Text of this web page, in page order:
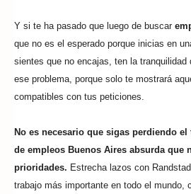
Y si te ha pasado que luego de buscar
que no es el esperado porque inicias en
sientes que no encajas, ten la tranquilidad
ese problema, porque solo te mostrará
compatibles con tus peticiones.
No es necesario que sigas perdiendo
de empleos Buenos Aires absurda que
prioridades. Estrecha lazos con
trabajo más importante en todo el mundo,